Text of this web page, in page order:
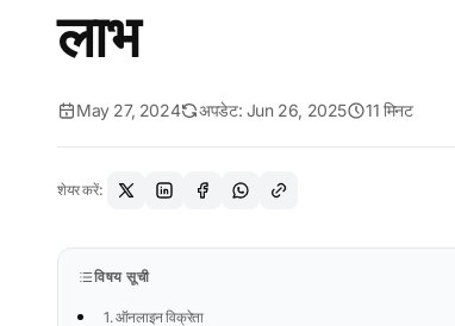
लाभ
May 27, 2024 अपडेट: Jun 26, 2025 11 मिनट
शेयर करें:
विषय सूची
1. ऑनलाइन विक्रेता